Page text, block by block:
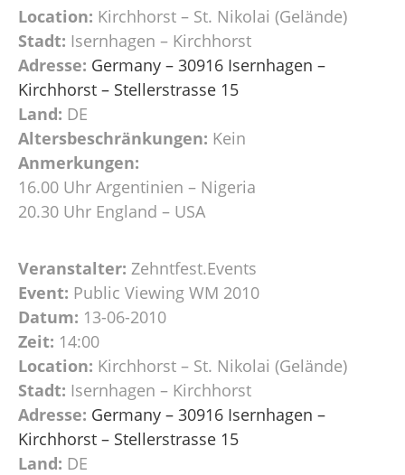
Location: Kirchhorst – St. Nikolai (Gelände)
Stadt: Isernhagen – Kirchhorst
Adresse: Germany – 30916 Isernhagen –
Kirchhorst – Stellerstrasse 15
Land: DE
Altersbeschränkungen: Kein
Anmerkungen:
16.00 Uhr Argentinien – Nigeria
20.30 Uhr England – USA
Veranstalter: Zehntfest.Events
Event: Public Viewing WM 2010
Datum: 13-06-2010
Zeit: 14:00
Location: Kirchhorst – St. Nikolai (Gelände)
Stadt: Isernhagen – Kirchhorst
Adresse: Germany – 30916 Isernhagen –
Kirchhorst – Stellerstrasse 15
Land: DE